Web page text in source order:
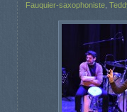
Fauquier-saxophoniste